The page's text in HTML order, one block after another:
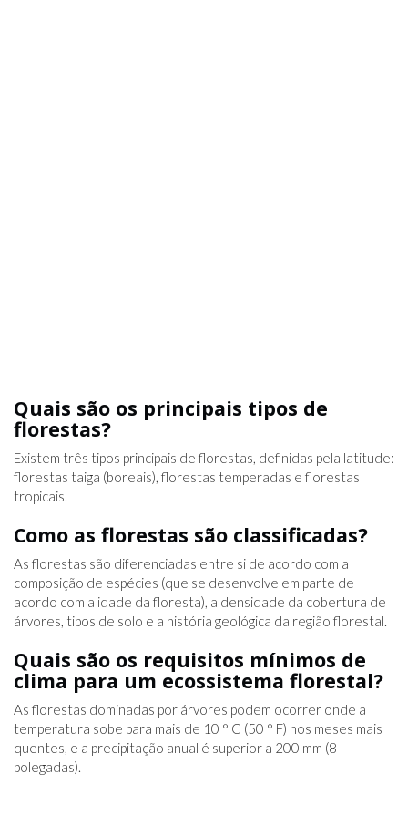
Quais são os principais tipos de
florestas?
Existem três tipos principais de florestas, definidas pela latitude:
florestas taiga (boreais), florestas temperadas e florestas
tropicais.
Como as florestas são classificadas?
As florestas são diferenciadas entre si de acordo com a
composição de espécies (que se desenvolve em parte de
acordo com a idade da floresta), a densidade da cobertura de
árvores, tipos de solo e a história geológica da região florestal.
Quais são os requisitos mínimos de
clima para um ecossistema florestal?
As florestas dominadas por árvores podem ocorrer onde a
temperatura sobe para mais de 10 ° C (50 ° F) nos meses mais
quentes, e a precipitação anual é superior a 200 mm (8
polegadas).